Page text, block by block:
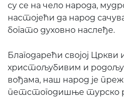
су се на чело народа,
настојећи да народ сачува
богато духовно наслеђе.
Благодарећи својој
христољубивим и
вођама, наш народ је
петстогодишње турско